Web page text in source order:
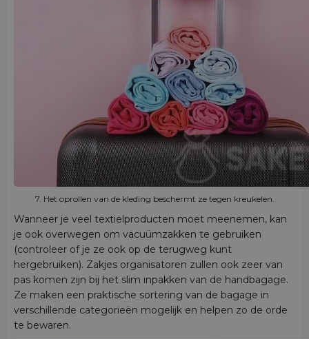
7. Het oprollen van de kleding beschermt ze tegen kreukelen.
Wanneer je veel textielproducten moet meenemen, kan
je ook overwegen om vacuümzakken te gebruiken
(controleer of je ze ook op de terugweg kunt
hergebruiken). Zakjes organisatoren zullen ook zeer van
pas komen zijn bij het slim inpakken van de handbagage.
Ze maken een praktische sortering van de bagage in
verschillende categorieën mogelijk en helpen zo de orde
te bewaren.